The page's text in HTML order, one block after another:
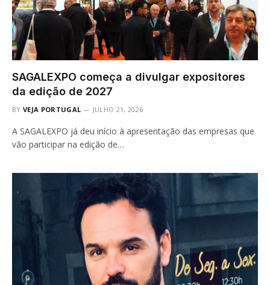
SAGALEXPO começa a divulgar expositores
da edição de 2027
BY VEJA PORTUGAL JULHO 21, 2026
A SAGALEXPO já deu início à apresentação das empresas que
vão participar na edição de…